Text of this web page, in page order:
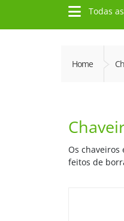
Todas
Home
Os chaveiros
feitos de